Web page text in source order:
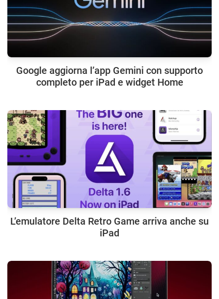
Google aggiorna l’app Gemini con supporto
completo per iPad e widget Home
L’emulatore Delta Retro Game arriva anche su
iPad